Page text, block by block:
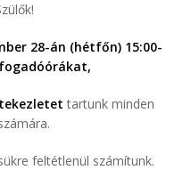
28-án (hétfőn) 15:00-
tartunk minden
feltétlenül számítunk.